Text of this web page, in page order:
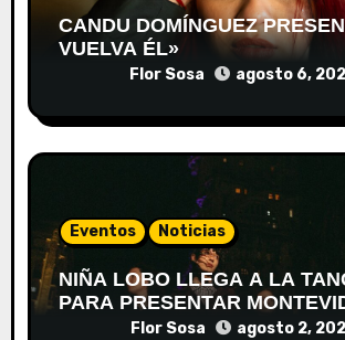
CANDU DOMÍNGUEZ
VUELVA ÉL»
Flor Sosa agosto 6,
Eventos Noticias
NIÑA LOBO LLEGA A LA
PARA PRESENTAR
DESPIERTA
Flor Sosa agosto 2,